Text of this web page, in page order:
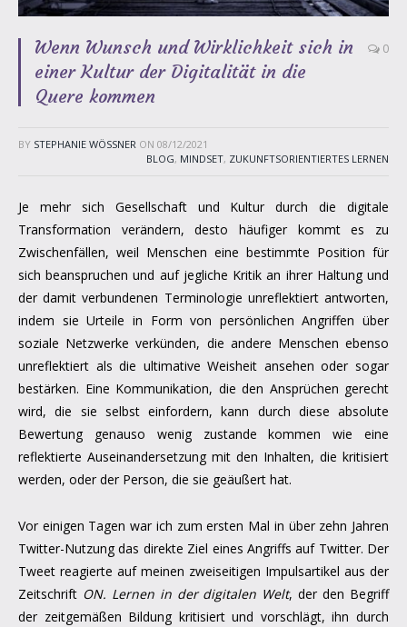
Wenn Wunsch und Wirklichkeit sich in
einer Kultur der Digitalität in die
Quere kommen
0
BY STEPHANIE WÖSSNER ON 08/12/2021
BLOG, MINDSET, ZUKUNFTSORIENTIERTES LERNEN
Je mehr sich Gesellschaft und Kultur durch die digitale
Transformation verändern, desto häufiger kommt es zu
Zwischenfällen, weil Menschen eine bestimmte Position für
sich beanspruchen und auf jegliche Kritik an ihrer Haltung und
der damit verbundenen Terminologie unreflektiert antworten,
indem sie Urteile in Form von persönlichen Angriffen über
soziale Netzwerke verkünden, die andere Menschen ebenso
unreflektiert als die ultimative Weisheit ansehen oder sogar
bestärken. Eine Kommunikation, die den Ansprüchen gerecht
wird, die sie selbst einfordern, kann durch diese absolute
Bewertung genauso wenig zustande kommen wie eine
reflektierte Auseinandersetzung mit den Inhalten, die kritisiert
werden, oder der Person, die sie geäußert hat.
Vor einigen Tagen war ich zum ersten Mal in über zehn Jahren
Twitter-Nutzung das direkte Ziel eines Angriffs auf Twitter. Der
Tweet reagierte auf meinen zweiseitigen Impulsartikel aus der
Zeitschrift ON. Lernen in der digitalen Welt, der den Begriff
der zeitgemäßen Bildung kritisiert und vorschlägt, ihn durch